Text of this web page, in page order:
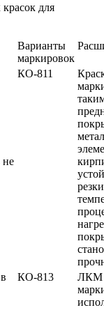
для
Варианты
маркировок
не
КО-811
КО-813
ЛКМ